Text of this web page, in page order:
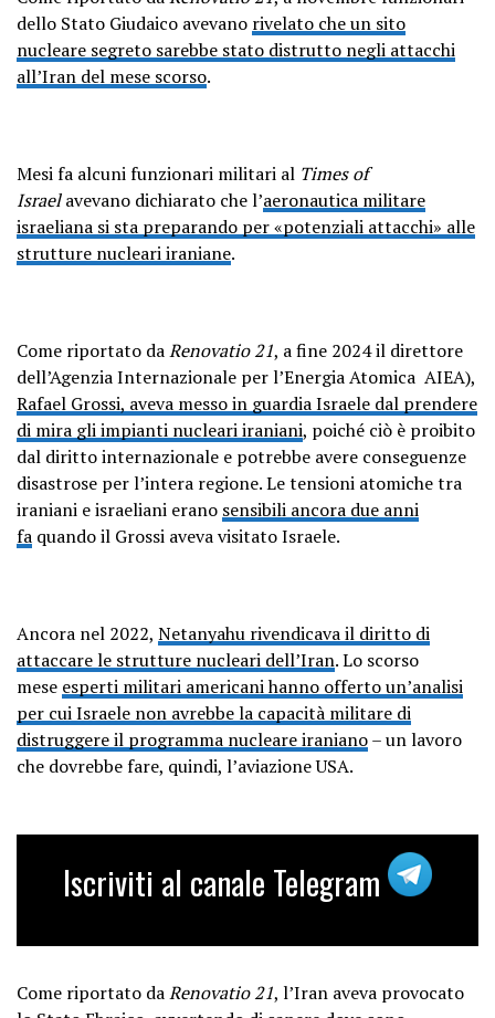
dello Stato Giudaico avevano rivelato che un sito
nucleare segreto sarebbe stato distrutto negli attacchi
all’Iran del mese scorso.
Mesi fa alcuni funzionari militari al Times of
Israelavevano dichiarato che l’aeronautica militare
israeliana si sta preparando per «potenziali attacchi» alle
strutture nucleari iraniane.
Come riportato daRenovatio 21, a fine 2024 il direttore
dell’Agenzia Internazionale per l’Energia Atomica AIEA),
Rafael Grossi, aveva messo in guardia Israele dal prendere
di mira gli impianti nucleari iraniani, poiché ciò è proibito
dal diritto internazionale e potrebbe avere conseguenze
disastrose per l’intera regione. Le tensioni atomiche tra
iraniani e israeliani erano sensibili ancora due anni
fa quando il Grossi aveva visitato Israele.
Ancora nel 2022, Netanyahu rivendicava il diritto di
attaccare le strutture nucleari dell’Iran. Lo scorso
mese esperti militari americani hanno offerto un’analisi
per cui Israele non avrebbe la capacità militare di
distruggere il programma nucleare iraniano– un lavoro
che dovrebbe fare, quindi, l’aviazione USA.
Iscriviti al canale Telegram
Come riportato daRenovatio 21, l’Iran aveva provocato